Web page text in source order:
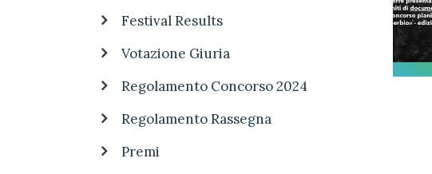
Festival Results
Votazione Giuria
Regolamento Concorso 2024
Regolamento Rassegna
Premi